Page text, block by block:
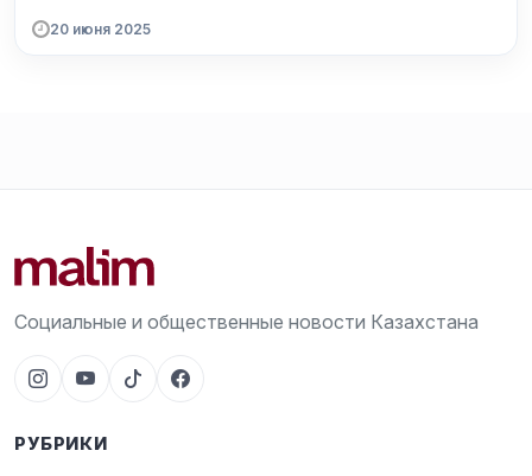
20 июня 2025
Социальные и общественные новости Казахстана
РУБРИКИ